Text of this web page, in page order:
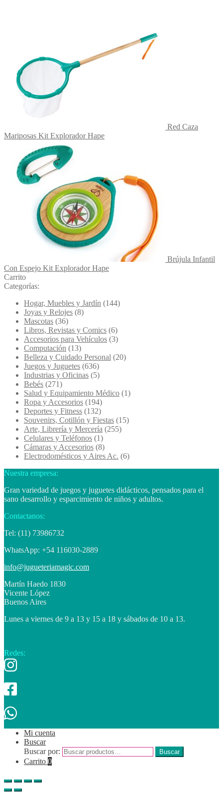
Red Caza
Mariposas Kit Explorador Hape
Brújula Infantil
Con Espejo Kit Explorador Hape
Carrito
Categorías:
Hogar, Muebles y Jardín (144)
Joyas y Relojes (8)
Mascotas (36)
Libros, Revistas y Comics (6)
Accesorios para Vehículos (3)
Computación (13)
Belleza y Cuidado Personal (20)
Juegos y Juguetes (636)
Industrias y Oficinas (5)
Bebés (271)
Salud y Equipamiento Médico (1)
Ropa y Accesorios (194)
Deportes y Fitness (132)
Souvenirs, Cotillón y Fiestas (15)
Arte, Librería y Mercería (255)
Celulares y Teléfonos (1)
Cámaras y Accesorios (8)
Electrodomésticos y Aires Ac. (6)
Nuestra empresa:
Gran variedad de juegos y juguetes didácticos, pensados para el
sano desarrollo y esparcimiento de niños y adultos.
Contactanos:
Tel: (11) 73986732
WhatsApp: +54 116030-2889
info@jugueteriamagic.com
Martín Haedo 1830
Vicente López
Buenos Aires
Lunes a viernes de 9 a 13 y 15 a 18 y sábados de 10 a 13.
Redes:
Mi cuenta
Buscar
Buscar por:
Buscar
Carrito 0